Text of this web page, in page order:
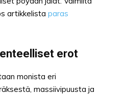
artikkelista paras
erot
monista eri
massiivipuusta ja